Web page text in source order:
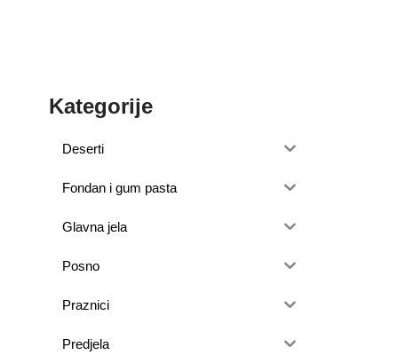
Kategorije
Deserti
Fondan i gum pasta
Glavna jela
Posno
Praznici
Predjela